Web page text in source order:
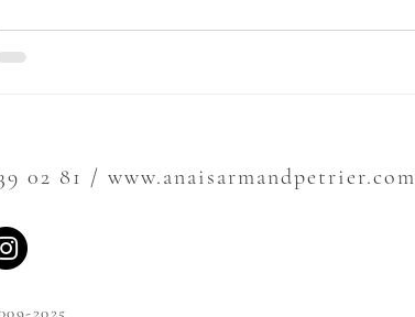
02 81 / www.anaisarmandpetrier.com
2025